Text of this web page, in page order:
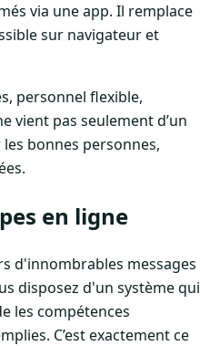
via une app. Il remplace
sur navigateur et
personnel flexible,
vient pas seulement d’un
bonnes personnes,
en ligne
d'innombrables messages
disposez d'un système qui
les compétences
C’est exactement ce